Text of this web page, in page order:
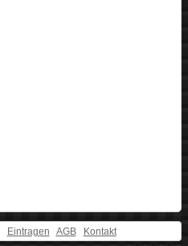
Eintragen AGB Kontakt